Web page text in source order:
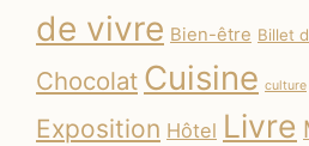
de vivre Bien-être Billet
Chocolat Cuisine culture
Exposition Hôtel Livre